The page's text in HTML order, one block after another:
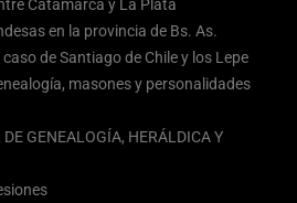
Catamarca y La Plata
en la provincia de Bs. As.
de Santiago de Chile y los Lepe
masones y personalidades
GENEALOGÍA, HERÁLDICA Y